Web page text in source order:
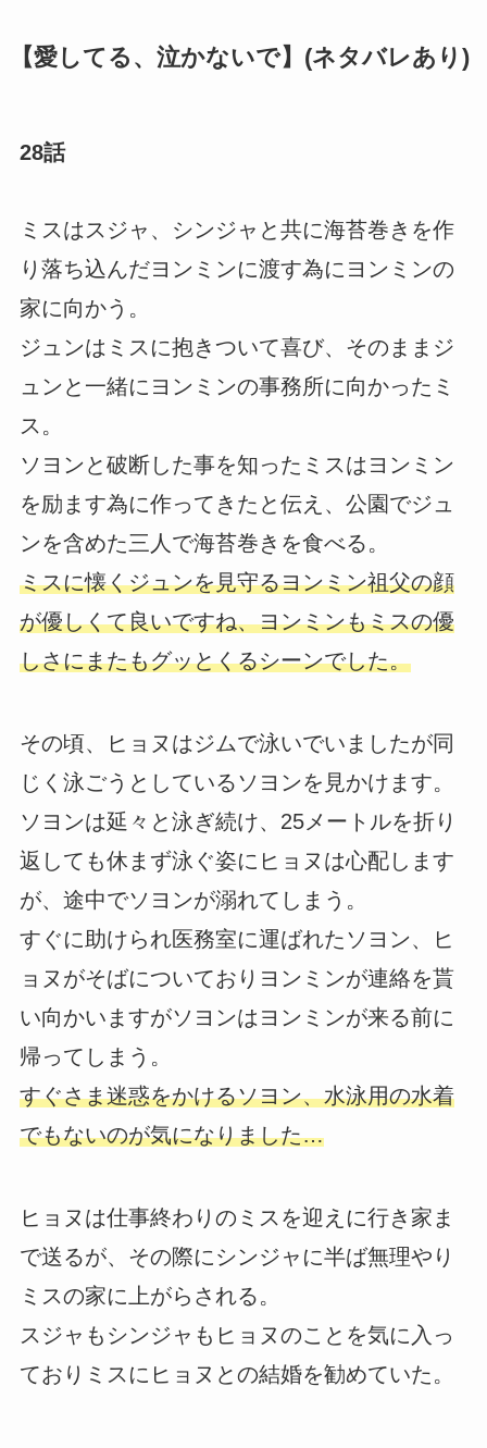
【愛してる、泣かないで】(ネタバレあり)
28話
ミスはスジャ、シンジャと共に海苔巻きを作
り落ち込んだヨンミンに渡す為にヨンミンの
家に向かう。
ジュンはミスに抱きついて喜び、そのままジ
ュンと一緒にヨンミンの事務所に向かったミ
ス。
ソヨンと破断した事を知ったミスはヨンミン
を励ます為に作ってきたと伝え、公園でジュ
ンを含めた三人で海苔巻きを食べる。
ミスに懐くジュンを見守るヨンミン祖父の顔
が優しくて良いですね、ヨンミンもミスの優
しさにまたもグッとくるシーンでした。
その頃、ヒョヌはジムで泳いでいましたが同
じく泳ごうとしているソヨンを見かけます。
ソヨンは延々と泳ぎ続け、25メートルを折り
返しても休まず泳ぐ姿にヒョヌは心配します
が、途中でソヨンが溺れてしまう。
すぐに助けられ医務室に運ばれたソヨン、ヒ
ョヌがそばについておりヨンミンが連絡を貰
い向かいますがソヨンはヨンミンが来る前に
帰ってしまう。
すぐさま迷惑をかけるソヨン、水泳用の水着
でもないのが気になりました…
ヒョヌは仕事終わりのミスを迎えに行き家ま
で送るが、その際にシンジャに半ば無理やり
ミスの家に上がらされる。
スジャもシンジャもヒョヌのことを気に入っ
ておりミスにヒョヌとの結婚を勧めていた。